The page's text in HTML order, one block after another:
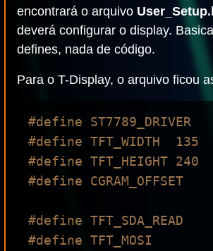
encontrará o arquivo
deverá configurar o display.
defines, nada de código.
Para o T-Display, o arquivo ficou
#define ST7789_DRIVER
#define TFT_WIDTH  135
#define TFT_HEIGHT 240
#define CGRAM_OFFSET
#define TFT_SDA_READ
#define TFT_MOSI